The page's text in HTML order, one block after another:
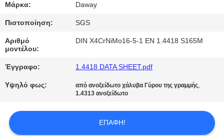
ΜΑΣ
ΕΛΆΤΕ
ΣΕ
ΕΠΑΦΉ
ΜΕ
ΖΗΤΉΣΤΕ
Μάρκα: Daway
Πιστοποίηση: SGS
Αριθμό
μοντέλου:
DIN X4CrNiMo16-5-1 EN 1.4418 S165M
Έγγραφο: 1.4418 DATA SHEET.pdf
Υψηλό φως: από ανοξείδωτο χάλυβα Γύρου της γραμμής,
1.4313 ανοξείδωτο
ΕΠΑΦΉ!